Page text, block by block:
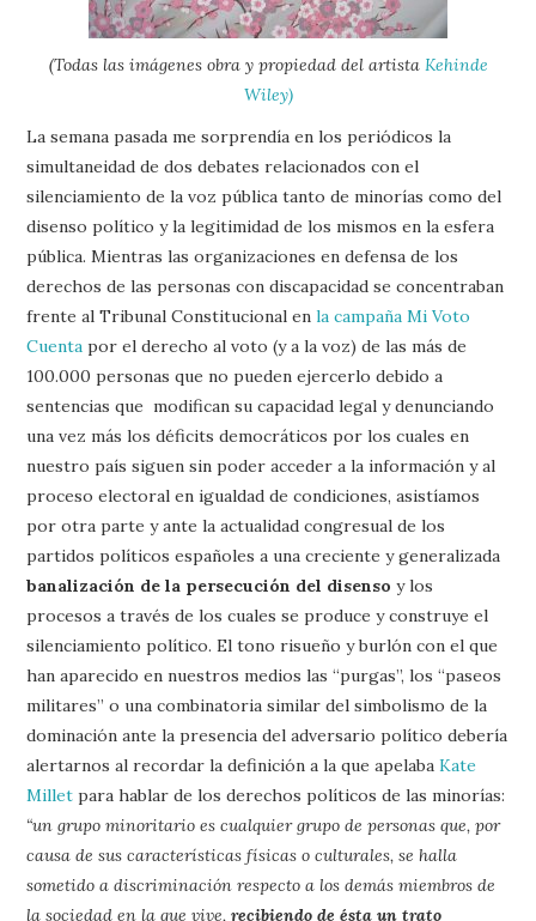
(Todas las imágenes obra y propiedad del artista Kehinde
Wiley)
La semana pasada me sorprendía en los periódicos la
simultaneidad de dos debates relacionados con el
silenciamiento de la voz pública tanto de minorías como del
disenso político y la legitimidad de los mismos en la esfera
pública. Mientras las organizaciones en defensa de los
derechos de las personas con discapacidad se concentraban
frente al Tribunal Constitucional enla campaña Mi Voto
Cuenta por el derecho al voto (y a la voz) de las más de
100.000 personas que no pueden ejercerlo debido a
sentencias que modifican su capacidad legal y denunciando
una vez más los déficits democráticos por los cuales en
nuestro país siguen sin poder acceder a la información y al
proceso electoral en igualdad de condiciones, asistíamos
por otra parte y ante la actualidad congresual de los
partidos políticos españoles a una creciente y generalizada
banalización de la persecución del disenso y los
procesos a través de los cuales se produce y construye el
silenciamiento político. El tono risueño y burlón con el que
han aparecido en nuestros medios las “purgas”, los “paseos
militares” o una combinatoria similar del simbolismo de la
dominación ante la presencia del adversario político debería
alertarnos al recordar la definición a la que apelabaKate
Millet para hablar de los derechos políticos de las minorías:
“un grupo minoritario es cualquier grupo de personas que, por
causa de sus características físicas o culturales, se halla
sometido a discriminación respecto a los demás miembros de
la sociedad en la que vive,recibiendo de ésta un trato